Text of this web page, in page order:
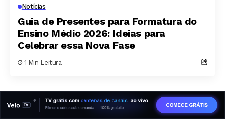
Notícias
Guia de Presentes para Formatura do
Ensino Médio 2026: Ideias para
Celebrar essa Nova Fase
1 Min Leitura